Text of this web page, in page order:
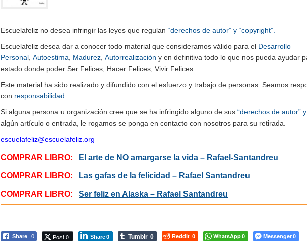
Escuelafeliz no desea infringir las leyes que regulan “derechos de autor” y “copyright”.
Escuelafeliz desea dar a conocer todo material que consideramos válido para el Desarrollo
Personal Autoestima Madurez Autorrealización y en definitiva todo lo que nos pueda ayudar
estado donde poder Ser Felices, Hacer Felices, Vivir Felices.
Este material ha sido realizado y difundido con el esfuerzo y trabajo de personas. Seamos
con responsabilidad
Si alguna persona u organización cree que se ha infringido alguno de sus “derechos de autor” y
algún artículo o entrada, le rogamos se ponga en contacto con nosotros para su retirada.
escuelafeliz@escuelafeliz.org
COMPRAR LIBRO: El arte de NO amargarse la vida – Rafael-Santandreu
COMPRAR LIBRO: Las gafas de la felicidad – Rafael Santandreu
COMPRAR LIBRO: Ser feliz en Alaska – Rafael Santandreu
Share 0 Post 0 Share0 Tumblr 0 Reddit 0 WhatsApp0 Messenger0